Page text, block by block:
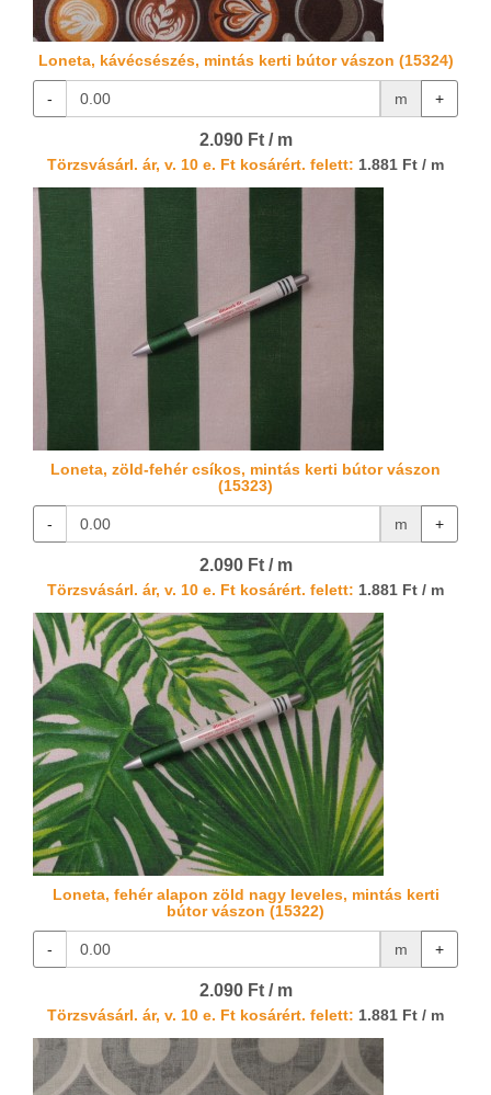
Loneta, kávécsészés, mintás kerti bútor vászon (15324)
- m +
2.090 Ft / m
Törzsvásárl. ár, v. 10 e. Ft kosárért. felett: 1.881 Ft / m
Loneta, zöld-fehér csíkos, mintás kerti bútor vászon
(15323)
- m +
2.090 Ft / m
Törzsvásárl. ár, v. 10 e. Ft kosárért. felett: 1.881 Ft / m
Loneta, fehér alapon zöld nagy leveles, mintás kerti
bútor vászon (15322)
- m +
2.090 Ft / m
Törzsvásárl. ár, v. 10 e. Ft kosárért. felett: 1.881 Ft / m